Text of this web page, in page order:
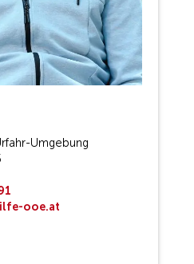
Umgebung
ooe.at